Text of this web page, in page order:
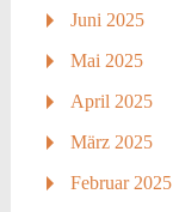
Juni 2025
Mai 2025
April 2025
März 2025
Februar 2025